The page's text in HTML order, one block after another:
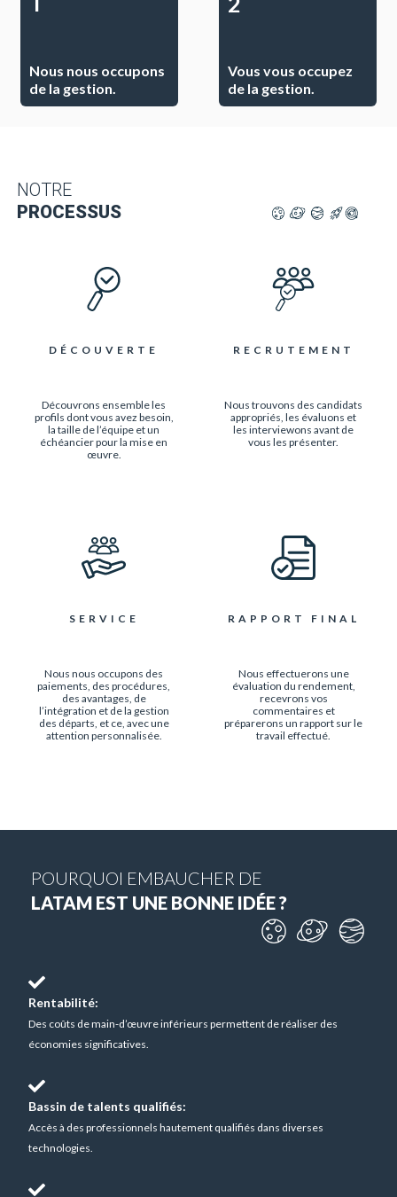
Nous nous occupons
de la gestion.
Vous vous occupez
de la gestion.
NOTRE
PROCESSUS
DÉCOUVERTE
Découvrons ensemble les
profils dont vous avez besoin,
la taille de l’équipe et un
échéancier pour la mise en
œuvre.
RECRUTEMENT
Nous trouvons des candidats
appropriés, les évaluons et
les interviewons avant de
vous les présenter.
SERVICE
Nous nous occupons des
paiements, des procédures,
des avantages, de
l’intégration et de la gestion
des départs, et ce, avec une
attention personnalisée.
RAPPORT FINAL
Nous effectuerons une
évaluation du rendement,
recevrons vos
commentaires et
préparerons un rapport sur le
travail effectué.
POURQUOI EMBAUCHER DE
LATAM EST UNE BONNE IDÉE ?
Rentabilité:
Des coûts de main-d’œuvre inférieurs permettent de réaliser des
économies significatives.
Bassin de talents qualifiés:
Accès à des professionnels hautement qualifiés dans diverses
technologies.